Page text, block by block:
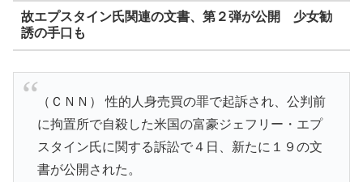
故エプスタイン氏関連の文書、第２弾が公開 少女勧
誘の手口も
（ＣＮＮ） 性的人身売買の罪で起訴され、公判前
に拘置所で自殺した米国の富豪ジェフリー・エプ
スタイン氏に関する訴訟で４日、新たに１９の文
書が公開された。